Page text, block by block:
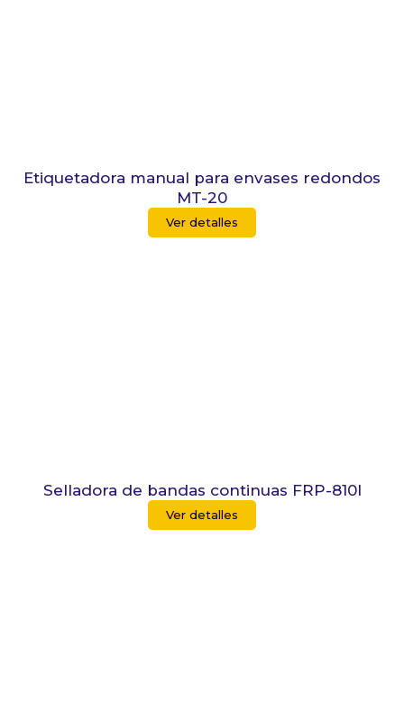
Etiquetadora manual para envases redondos
MT-20
Ver detalles
Selladora de bandas continuas FRP-810l
Ver detalles